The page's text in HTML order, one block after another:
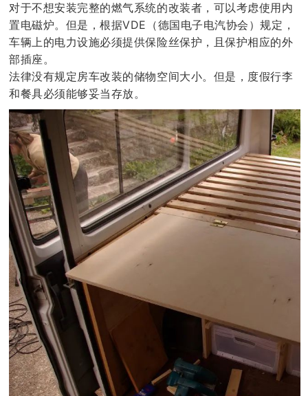
对于不想安装完整的燃气系统的改装者，可以考虑使用内
置电磁炉。但是，根据VDE（德国电子电汽协会）规定，
车辆上的电力设施必须提供保险丝保护，且保护相应的外
部插座。
法律没有规定房车改装的储物空间大小。但是，度假行李
和餐具必须能够妥当存放。